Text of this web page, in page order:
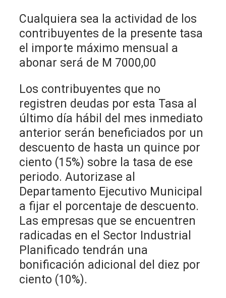
Cualquiera sea la actividad de los
contribuyentes de la presente tasa
el importe máximo mensual a
abonar será de M 7000,00
Los contribuyentes que no
registren deudas por esta Tasa al
último día hábil del mes inmediato
anterior serán beneficiados por un
descuento de hasta un quince por
ciento (15%) sobre la tasa de ese
periodo. Autorizase al
Departamento Ejecutivo Municipal
a fijar el porcentaje de descuento.
Las empresas que se encuentren
radicadas en el Sector Industrial
Planificado tendrán una
bonificación adicional del diez por
ciento (10%).